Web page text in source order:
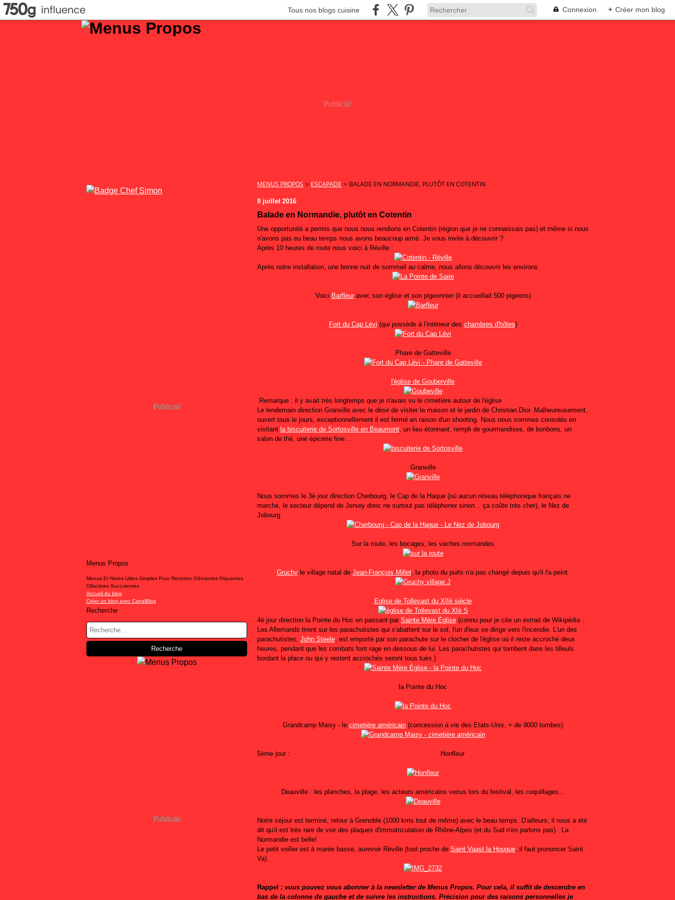
Tous nos blogs cuisine Connexion + Créer mon blog
Publicité
Publicité
Menus Propos
Menus Et Notes Utiles Simples Pour Recettes Odorantes Piquantes
Olfactives Succulentes
Accueil du blog
Créer un blog avec CanalBlog
Recherche
Publicité
MENUS PROPOS > ESCAPADE > BALADE EN NORMANDIE, PLUTÔT EN COTENTIN
8 juillet 2016
Balade en Normandie, plutôt en Cotentin
Une opportunité a permis que nous nous rendions en Cotentin (région que je ne connaissais pas) et même si nous
n'avons pas eu beau temps nous avons beaucoup aimé. Je vous invite à découvrir ?
Après 10 heures de route nous voici à Réville :
Après notre installation, une bonne nuit de sommeil au calme, nous allons découvrir les environs
Voici Barfleuravec son église et son pigeonnier (il accueillait 500 pigeons)
Fort du Cap Lévi (qui possède à l'intérieur des chambres d'hôtes)
Phare de Gatteville
l'église de Gouberville
Remarque : il y avait très longtemps que je n'avais vu le cimetière autour de l'église
Le lendemain direction Granville avec le désir de visiter la maison et le jardin de Christian Dior. Malheureusement,
ouvert tous le jours, exceptionnellement il est fermé en raison d'un shooting. Nous nous sommes consolés en
visitant la biscuiterie de Sortosville en Beaumont, un lieu étonnant, rempli de gourmandises, de bonbons, un
salon de thé, une épicerie fine...
Granville
Nous sommes le 3è jour direction Cherbourg, le Cap de la Haque (où aucun réseau téléphonique français ne
marche, le secteur dépend de Jersey donc ne surtout pas téléphoner sinon... ça coûte très cher), le Nez de
Jobourg
Sur la route, les bocages, les vaches normandes
Gruchyle village natal de Jean-François Millet, la photo du puits n'a pas changé depuis qu'il l'a peint
Eglise de Tollevast du XIIè siècle
4è jour direction la Pointe du Hoc en passant par Sainte Mère Église (connu pour je cite un extrait de Wikipédia :
Les Allemands tirent sur les parachutistes qui s'abattent sur le sol, l'un d'eux se dirige vers l'incendie. L'un des
parachutistes, John Steele, est emporté par son parachute sur le clocher de l'église où il reste accroché deux
heures, pendant que les combats font rage en dessous de lui. Les parachutistes qui tombent dans les tilleuls
bordant la place ou qui y restent accrochés seront tous tués.)
la Pointe du Hoc
Grandcamp Maisy - le cimetière américain (concession à vie des Etats-Unis, + de 9000 tombes)
5ème jour : Honfleur
Deauville : les planches, la plage, les acteurs américains venus lors du festival, les coquillages...
Notre séjour est terminé, retour à Grenoble (1000 kms tout de même) avec le beau temps. D'ailleurs, il nous a été
dit qu'il est très rare de voir des plaques d'immatriculation de Rhône-Alpes (et du Sud n'en parlons pas). La
Normandie est belle!
Le petit voilier est à marée basse, aurevoir Réville (tout proche de Saint Vaast la Hougue, il faut prononcer Saint
Va).
Rappel : vous pouvez vous abonner à la newsletter de Menus Propos. Pour cela, il suffit de descendre en
bas de la colonne de gauche et de suivre les instructions. Précision pour des raisons personnelles je